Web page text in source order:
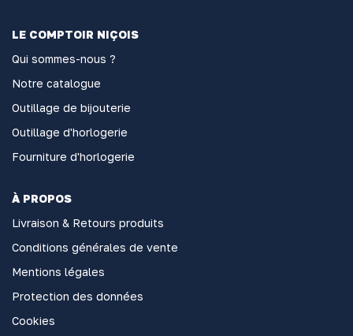
LE COMPTOIR NIÇOIS
Qui sommes-nous ?
Notre catalogue
Outillage de bijouterie
Outillage d'horlogerie
Fourniture d'horlogerie
À PROPOS
Livraison & Retours produits
Conditions générales de vente
Mentions légales
Protection des données
Cookies